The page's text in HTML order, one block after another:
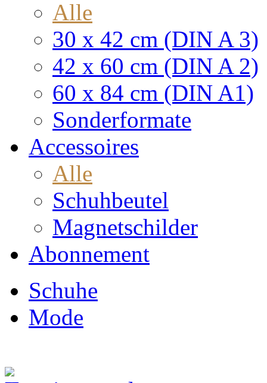
Alle
30 x 42 cm (DIN A 3)
42 x 60 cm (DIN A 2)
60 x 84 cm (DIN A1)
Sonderformate
Accessoires
Alle
Schuhbeutel
Magnetschilder
Abonnement
Schuhe
Mode